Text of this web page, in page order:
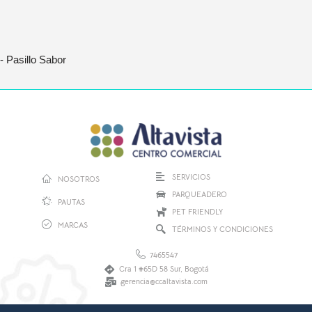
- Pasillo Sabor
NOSOTROS
PAUTAS
MARCAS
SERVICIOS
PARQUEADERO
PET FRIENDLY
TÉRMINOS Y CONDICIONES
7465547
Cra 1 #65D 58 Sur, Bogotá
gerencia@ccaltavista.com